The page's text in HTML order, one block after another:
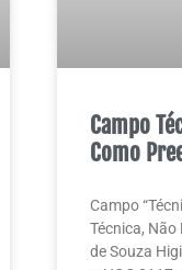
Campo
Como
Campo
Técnica, Não
de Souza